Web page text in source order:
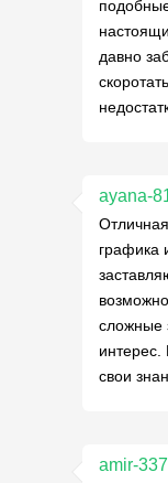
давно
ayana-
графика
сложные
интерес.
свои
amir-